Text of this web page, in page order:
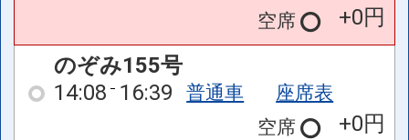
空席
+0円
のぞみ155号
14:08 16:39 普通車
座席表
空席
+0円